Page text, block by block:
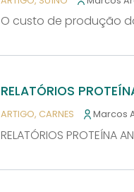
O custo de produção
RELATÓRIOS
ARTIGO CARNES Marcos
RELATÓRIOS PROTEÍNA